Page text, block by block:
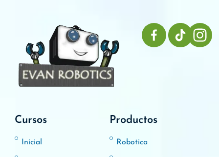
Cursos
Inicial
Productos
Robotica